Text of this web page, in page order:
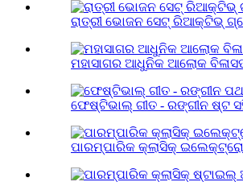
ରାତ୍ରୀ ଭୋଜନ ସେଟ୍ ରିଆକ୍ଟିଭ୍
ମହାସାଗର ଆଧୁନିକ ଆଲୋକ
ଫେଷ୍ଟିଭାଲ୍ ଗୀତ - ରଙ୍ଗୀନ ଷ୍ଟ
ପାରମ୍ପାରିକ କ୍ଲାସିକ୍